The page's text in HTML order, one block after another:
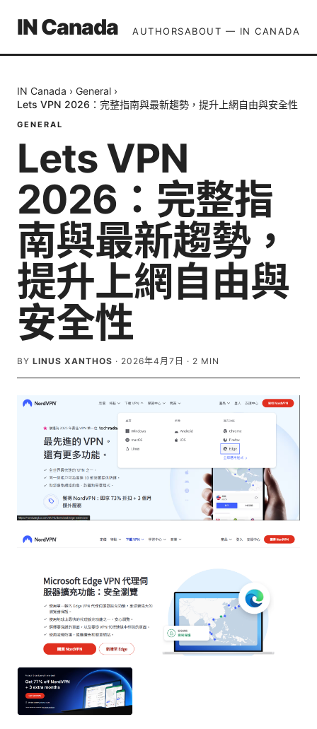
IN Canada AUTHORSABOUT — IN CANADA
IN Canada › General ›
Lets VPN 2026：完整指南與最新趨勢，提升上網自由與安全性
GENERAL
Lets VPN
2026：完整指
南與最新趨勢，
提升上網自由與
安全性
BY LINUS XANTHOS · 2026年4月7日 · 2 MIN